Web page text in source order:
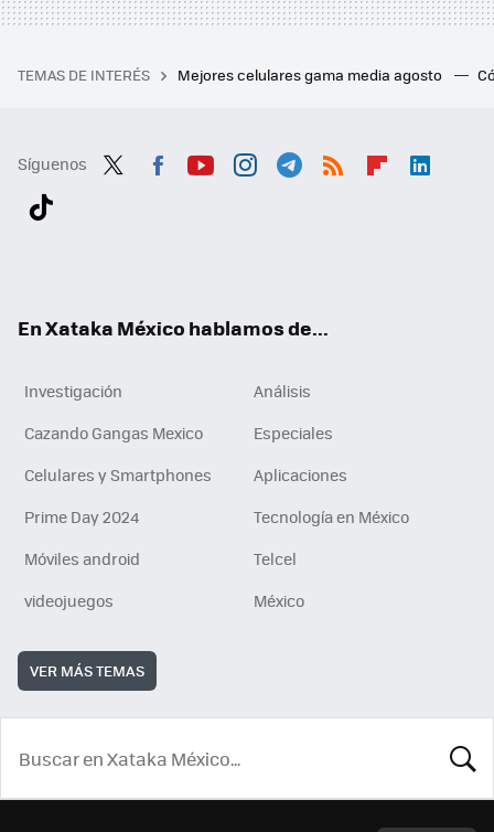
TEMAS DE INTERÉS Mejores celulares gama media agosto
Síguenos
En Xataka México hablamos de...
Investigación
Análisis
Cazando Gangas Mexico
Especiales
Celulares y Smartphones
Aplicaciones
Prime Day 2024
Tecnología en México
Móviles android
Telcel
videojuegos
México
VER MÁS TEMAS